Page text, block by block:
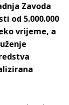
Zavoda
od 5.000.000
vrijeme, a